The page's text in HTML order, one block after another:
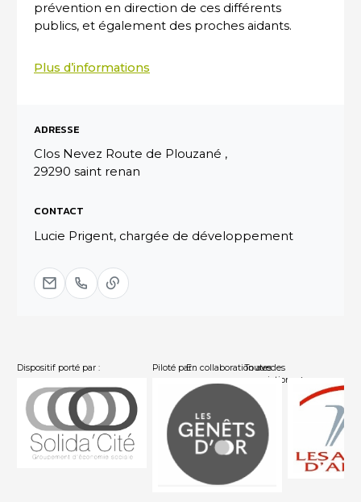
prévention en direction de ces différents
publics, et également des proches aidants.
Plus d’informations
ADRESSE
Clos Nevez Route de Plouzané ,
29290 saint renan
CONTACT
Lucie Prigent, chargée de développement
Dispositif porté par : Piloté par :En collaboration avec :
Toutes les
associations